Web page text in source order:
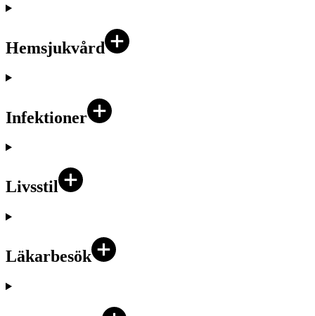
Hemsjukvård
Infektioner
Livsstil
Läkarbesök